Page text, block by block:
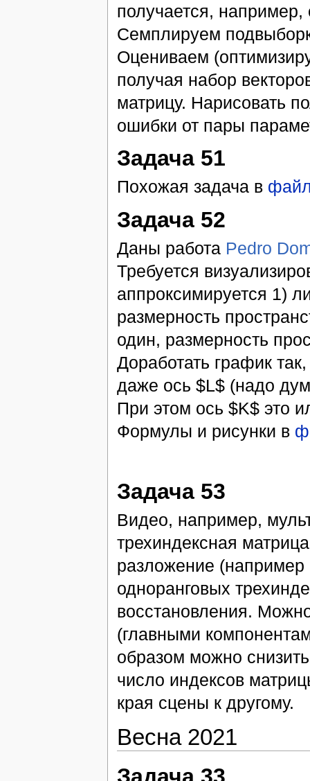
получается,
Семплируем
Оцениваем
получая набор
матрицу. Нарисовать
ошибки от пары
Задача 51
Похожая задача в
Задача 52
Даны работа Pedro
Требуется
аппроксимируется 1)
размерность
один, размерность
Доработать график
даже ось $L$ (надо
При этом ось $K$ это
Формулы и рисунки в
Задача 53
Видео, например,
трехиндексная
разложение (например
одноранговых
восстановления.
(главными
образом можно
число индексов
края сцены к другому.
Весна 2021
Задача 33